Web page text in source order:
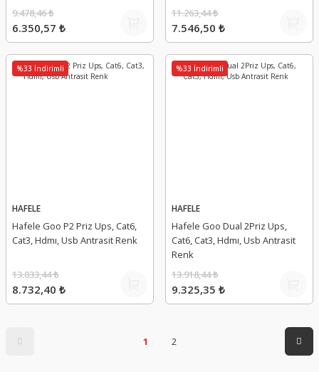
6.350,57 ₺
9.478,46 ₺
7.546,50 ₺
11.263,44 ₺
%33 İndirimli
HAFELE
Hafele Goo P2 Priz Ups, Cat6,
Cat3, Hdmı, Usb Antrasit Renk
8.732,40 ₺
13.033,44 ₺
%33 İndirimli
HAFELE
Hafele Goo Dual 2Priz Ups,
Cat6, Cat3, Hdmı, Usb Antrasit
Renk
9.325,35 ₺
13.918,44 ₺
1 2